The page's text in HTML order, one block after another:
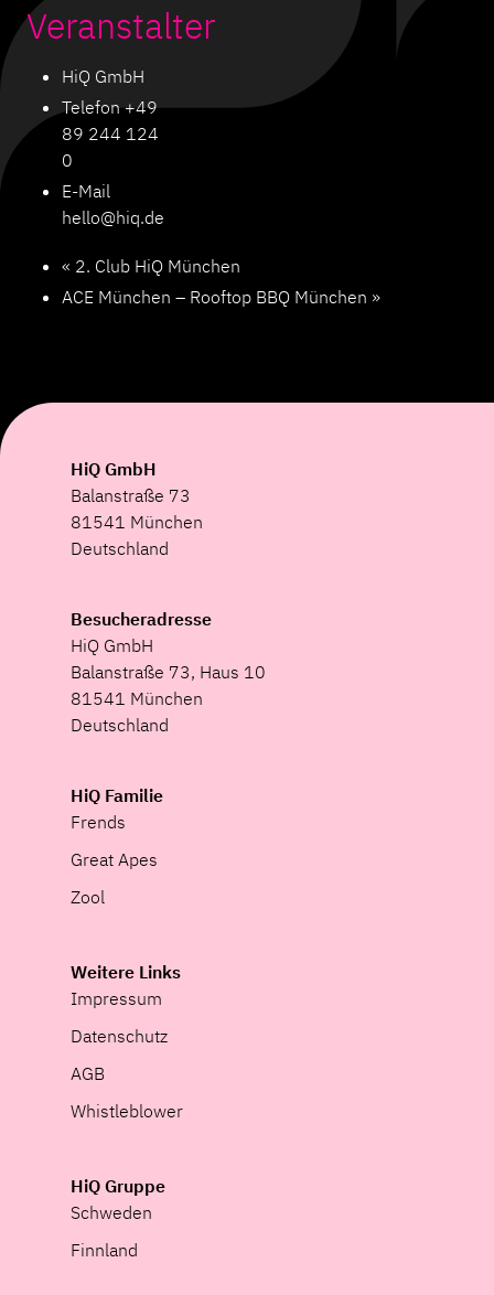
Veranstalter
HiQ GmbH
Telefon+49
89 244 124
0
E-Mail
hello@hiq.de
« 2. Club HiQ München
ACE München – Rooftop BBQ München »
HiQ GmbH
Balanstraße 73
81541 München
Deutschland
Besucheradresse
HiQ GmbH
Balanstraße 73, Haus 10
81541 München
Deutschland
HiQ Familie
Frends
Great Apes
Zool
Weitere Links
Impressum
Datenschutz
AGB
Whistleblower
HiQ Gruppe
Schweden
Finnland